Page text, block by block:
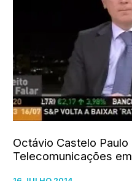
Octávio Castelo
Telecomunicações